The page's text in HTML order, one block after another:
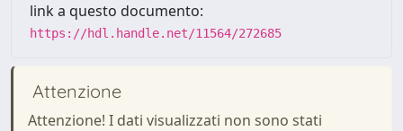
link a questo documento:
https://hdl.handle.net/11564/272685
Attenzione
Attenzione! I dati visualizzati non sono stati